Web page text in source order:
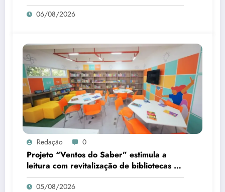
Shakespeare
06/08/2026
Redação 0
Projeto “Ventos do Saber” estimula a
leitura com revitalização de bibliotecas no
Piauí
05/08/2026